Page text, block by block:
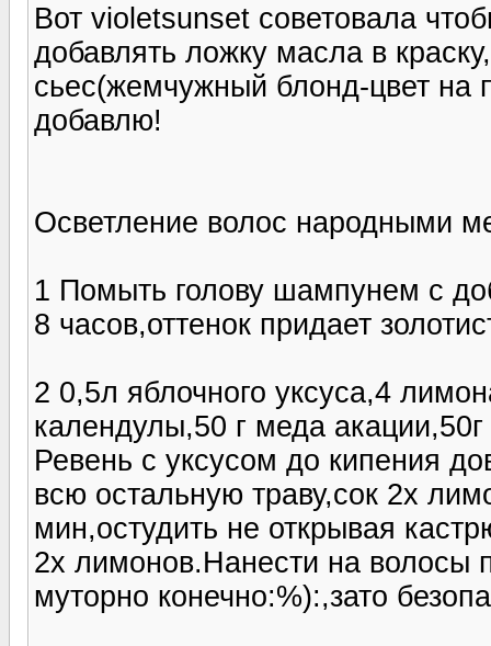
Вот violetsunset советовала
добавлять ложку масла в
сьес(жемчужный блонд-цвет на
добавлю!
Осветление волос народными
1 Помыть голову шампунем с
8 часов,оттенок придает
2 0,5л яблочного уксуса,4
календулы,50 г меда акации,50г
Ревень с уксусом до кипения
всю остальную траву,сок 2х
мин,остудить не открывая
2х лимонов.Нанести на волосы
муторно конечно:%):,зато